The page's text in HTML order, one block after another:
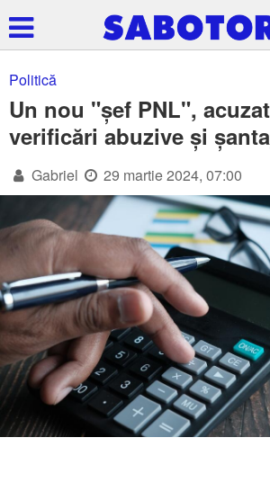
Politică
Un nou "șef PNL",
verificări abuzive și
Gabriel 29 martie 2024, 07:00